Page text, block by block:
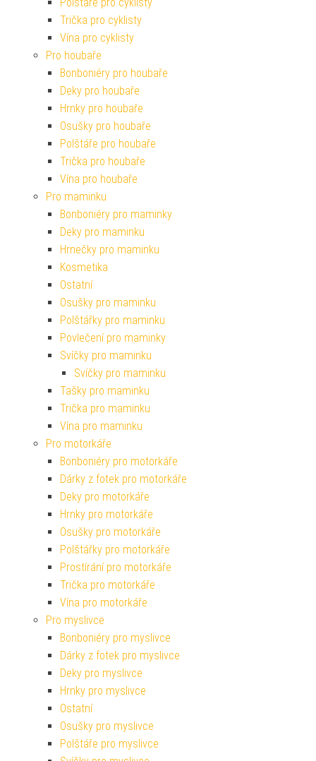
Trička pro cyklisty
Vína pro cyklisty
Pro houbaře
Bonboniéry pro houbaře
Deky pro houbaře
Hrnky pro houbaře
Osušky pro houbaře
Polštáře pro houbaře
Trička pro houbaře
Vína pro houbaře
Pro maminku
Bonboniéry pro maminky
Deky pro maminku
Hrnečky pro maminku
Kosmetika
Ostatní
Osušky pro maminku
Polštářky pro maminku
Povlečení pro maminky
Svíčky pro maminku
Svíčky pro maminku
Tašky pro maminku
Trička pro maminku
Vína pro maminku
Pro motorkáře
Bonboniéry pro motorkáře
Dárky z fotek pro motorkáře
Deky pro motorkáře
Hrnky pro motorkáře
Osušky pro motorkáře
Polštářky pro motorkáře
Prostírání pro motorkáře
Trička pro motorkáře
Vína pro motorkáře
Pro myslivce
Bonboniéry pro myslivce
Dárky z fotek pro myslivce
Deky pro myslivce
Hrnky pro myslivce
Ostatní
Osušky pro myslivce
Polštáře pro myslivce